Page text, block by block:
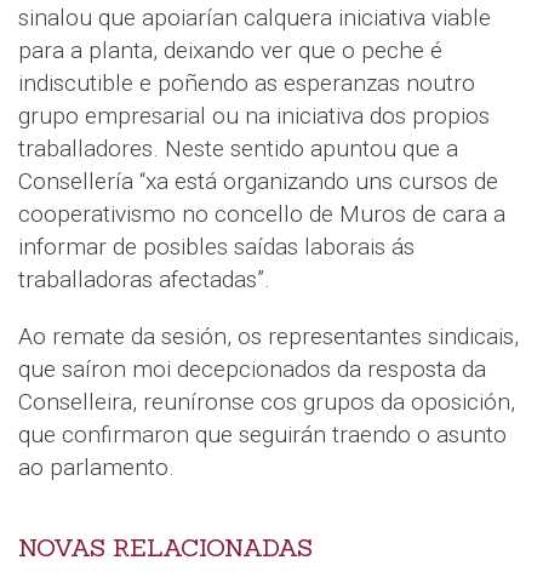
sinalou que apoiarían calquera iniciativa viable
para a planta, deixando ver que o peche é
indiscutible e poñendo as esperanzas noutro
grupo empresarial ou na iniciativa dos propios
traballadores. Neste sentido apuntou que a
Consellería “xa está organizando uns cursos de
cooperativismo no concello de Muros de cara a
informar de posibles saídas laborais ás
traballadoras afectadas”.
Ao remate da sesión, os representantes sindicais,
que saíron moi decepcionados da resposta da
Conselleira, reuníronse cos grupos da oposición,
que confirmaron que seguirán traendo o asunto
ao parlamento.
NOVAS RELACIONADAS